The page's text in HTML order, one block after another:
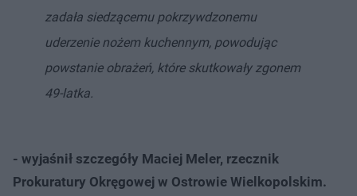
zadała siedzącemu pokrzywdzonemu
uderzenie nożem kuchennym, powodując
powstanie obrażeń, które skutkowały zgonem
49-latka.
- wyjaśnił szczegóły Maciej Meler, rzecznik
Prokuratury Okręgowej w Ostrowie Wielkopolskim.